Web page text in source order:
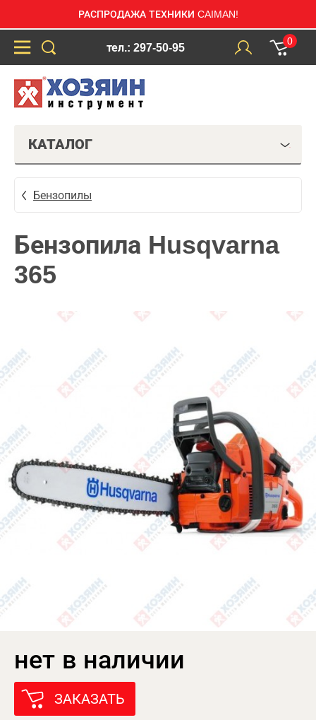
РАСПРОДАЖА ТЕХНИКИ CAIMAN!
тел.: 297-50-95
0
КАТАЛОГ
Бензопилы
Бензопила Husqvarna
365
нет в наличии
ЗАКАЗАТЬ